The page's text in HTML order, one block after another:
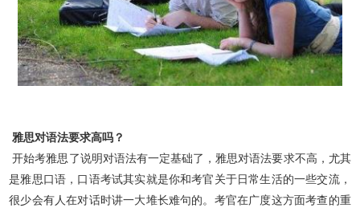
雅思对语法要求高吗？
开始考雅思了说明对语法有一定基础了，雅思对语法要求不高，尤其
是雅思口语，口语考试其实就是你和考官关于日常生活的一些交流，
很少会有人在对话时讲一大堆长难句的。考官在广度这方面考查的重